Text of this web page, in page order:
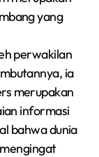
yang
perwakilan
ia
merupakan
informasi
bahwa dunia